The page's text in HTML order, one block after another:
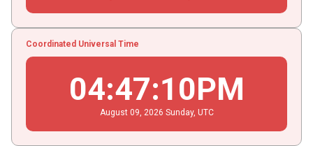
Coordinated Universal Time
04:47:11PM
August 09 , 2026 Sunday, UTC